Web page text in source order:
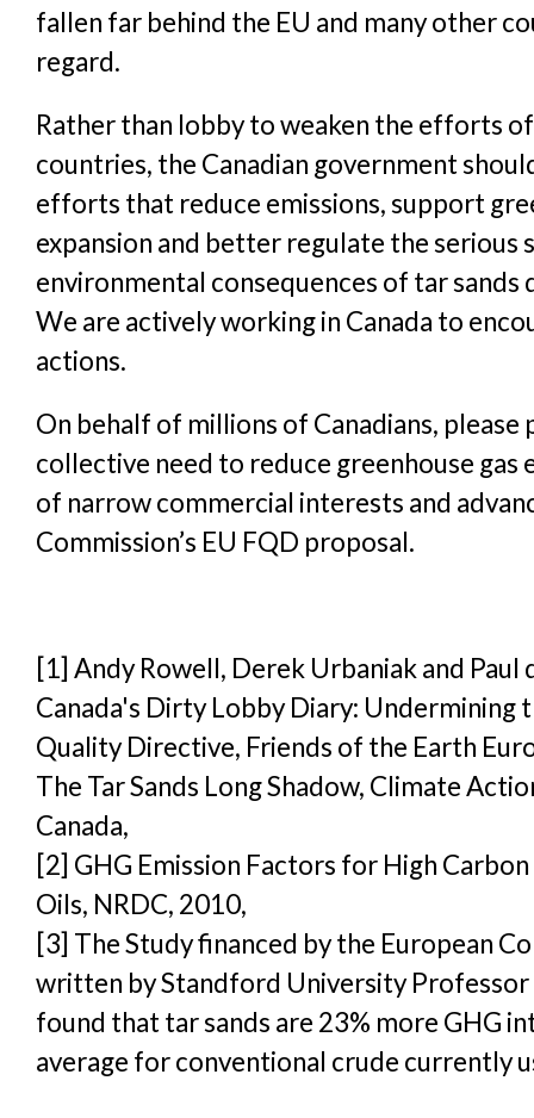
fallen far behind the EU and many other
regard.
Rather than lobby to weaken the efforts
countries, the Canadian government
efforts that reduce emissions, support
expansion and better regulate the serious
environmental consequences of tar sands
We are actively working in Canada to
actions.
On behalf of millions of Canadians, please
collective need to reduce greenhouse gas
of narrow commercial interests and
Commission’s EU FQD proposal.
[1] Andy Rowell, Derek Urbaniak and Paul
Canada's Dirty Lobby Diary: Undermining
Quality Directive, Friends of the Earth
The Tar Sands Long Shadow, Climate
Canada,
[2] GHG Emission Factors for High
Oils, NRDC, 2010,
[3] The Study financed by the European
written by Standford University Professor
found that tar sands are 23% more GHG
average for conventional crude currently